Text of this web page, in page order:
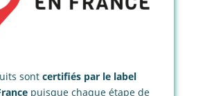
sont certifiés par le label
puisque chaque étape de